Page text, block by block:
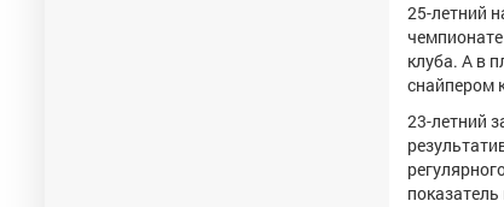
25-летний
клуба. А в
снайпером
23-летний